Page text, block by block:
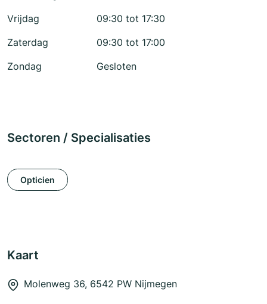
Vrijdag
09:30 tot 17:30
Zaterdag
09:30 tot 17:00
Zondag
Gesloten
Sectoren / Specialisaties
Opticien
Kaart
Molenweg 36, 6542 PW Nijmegen